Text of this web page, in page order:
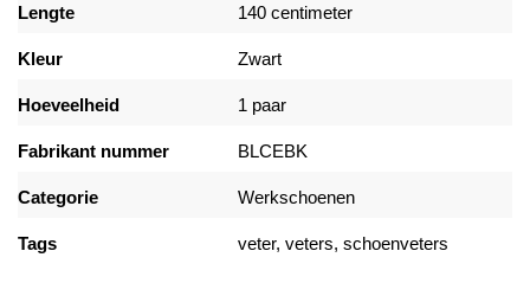
Lengte 140 centimeter
Kleur Zwart
Hoeveelheid 1 paar
Fabrikant nummer BLCEBK
Categorie Werkschoenen
Tags veter, veters, schoenveters